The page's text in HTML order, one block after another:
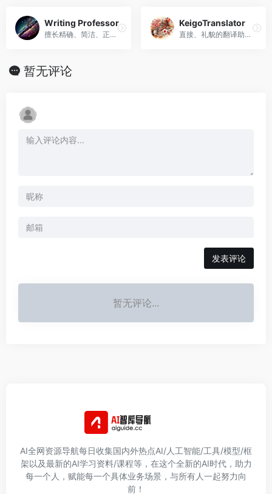
Writing Professor
擅长精确、简洁、正式的中英文学术编辑，并提供详细的反馈。
KeigoTranslator
直接、礼貌的翻译助理。
暂无评论
发表评论
暂无评论...
AI全网资源导航每日收集国内外热点AI/人工智能/工具/模型/框
架以及最新的AI学习资料/课程等，在这个全新的AI时代，助力
每一个人，赋能每一个具体业务场景，与所有人一起努力向
前！